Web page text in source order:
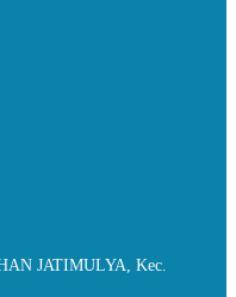
JATIMULYA, Kec.